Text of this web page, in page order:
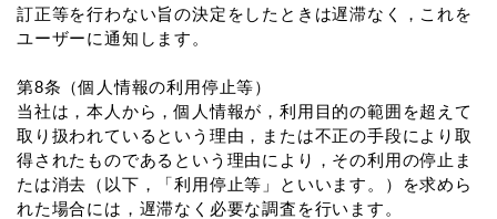
訂正等を行わない旨の決定をしたときは遅滞なく，これを
ユーザーに通知します。
第8条（個人情報の利用停止等）
当社は，本人から，個人情報が，利用目的の範囲を超えて
取り扱われているという理由，または不正の手段により取
得されたものであるという理由により，その利用の停止ま
たは消去（以下，「利用停止等」といいます。）を求めら
れた場合には，遅滞なく必要な調査を行います。